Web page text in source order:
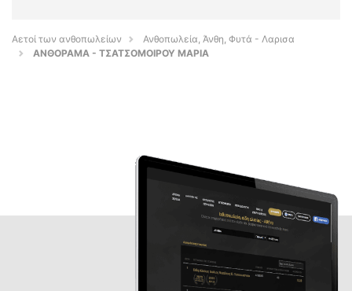
Αετοί των ανθοπωλείων
Ανθοπωλεία, Άνθη, Φυτά - Λαρισα
ΑΝΘΟΡΑΜΑ - ΤΣΑΤΣΟΜΟΙΡΟΥ ΜΑΡΙΑ